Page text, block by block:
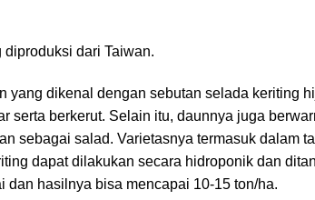
diproduksi dari Taiwan.
yang dikenal dengan sebutan selada keriting
serta berkerut. Selain itu, daunnya juga
sebagai salad. Varietasnya termasuk dalam
dapat dilakukan secara hidroponik dan
dan hasilnya bisa mencapai 10-15 ton/ha.